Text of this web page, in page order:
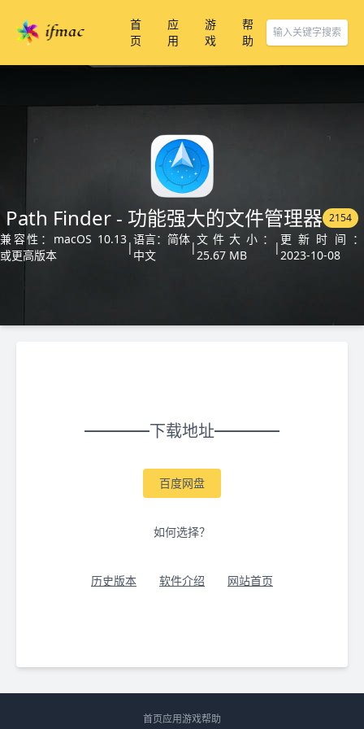
首
页
应
用
游
戏
帮
助
Path Finder - 功能强大的文件管理器 2154
兼容性：macOS 10.13
或更高版本
|
语言：简体
中文
|
文件大小：
25.67 MB
|
更新时间：
2023-10-08
下载地址
百度网盘
如何选择？
历史版本 软件介绍 网站首页
首页应用游戏帮助